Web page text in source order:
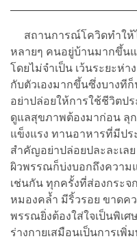
สถานการณ์โควิดทำให้ไ
หลายๆ คนอยู่บ้านมากขึ้น
โดยไม่จำเป็น เว้นระยะห่
กับตัวเองมากขึ้นซึ่งบางที
อย่าปล่อยให้การใช้ชีวิตป
ดูแลสุขภาพต้องมาก่อน ลุ
แข็งแรง ทานอาหารที่มีป
สำคัญอย่าปล่อยปละละเล
ผิวพรรณก็บ่งบอกถึงความ
เช่นกัน ทุกครั้งที่ส่องกระ
หมองคล้ำ มีริ้วรอย ขาดค
พรรณยิ่งต้องใส่ใจเป็นพิเ
ร่างกายเสมือนเป็นการเพิ่